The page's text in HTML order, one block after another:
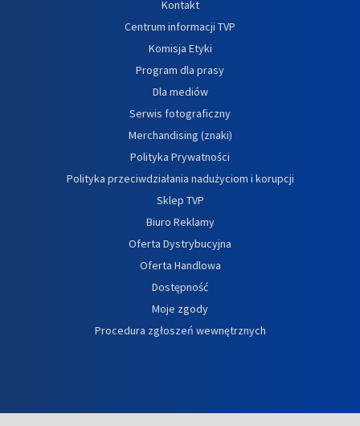
Kontakt
Centrum informacji TVP
Komisja Etyki
Program dla prasy
Dla mediów
Serwis fotograficzny
Merchandising (znaki)
Polityka Prywatności
Polityka przeciwdziałania nadużyciom i korupcji
Sklep TVP
Biuro Reklamy
Oferta Dystrybucyjna
Oferta Handlowa
Dostępność
Moje zgody
Procedura zgłoszeń wewnętrznych